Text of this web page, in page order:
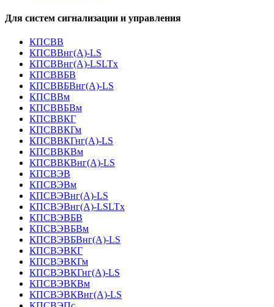
Для систем сигнализации и управления
КПСВВ
КПСВВнг(А)-LS
КПСВВнг(А)-LSLTx
КПСВВБВ
КПСВВБВнг(А)-LS
КПСВВм
КПСВВБВм
КПСВВКГ
КПСВВКГм
КПСВВКГнг(А)-LS
КПСВВКВм
КПСВВКВнг(А)-LS
КПСВЭВ
КПСВЭВм
КПСВЭВнг(А)-LS
КПСВЭВнг(А)-LSLTx
КПСВЭВБВ
КПСВЭВБВм
КПСВЭВБВнг(А)-LS
КПСВЭВКГ
КПСВЭВКГм
КПСВЭВКГнг(А)-LS
КПСВЭВКВм
КПСВЭВКВнг(А)-LS